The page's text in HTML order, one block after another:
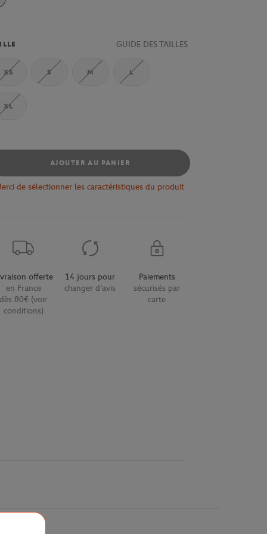
GUIDE DES TAILLES
XS S M L
XL
AJOUTER AU PANIER
de sélectionner les caractéristiques du produit.
offerte
en France
dès 80€ (voir
conditions)
14 jours pour
changer d'avis
Paiements
sécurisés par
carte